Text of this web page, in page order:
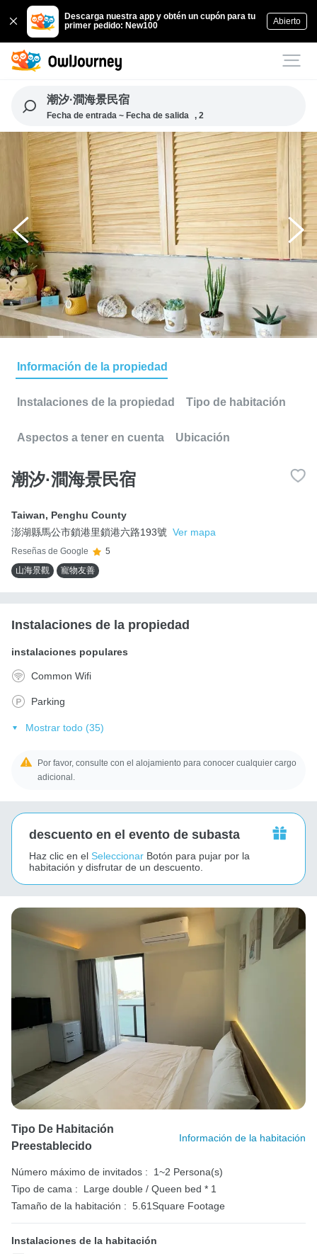
Descarga nuestra app y obtén un cupón para tu
primer pedido: New100
Abierto
潮汐·澗海景民宿
Fecha de entrada ~ Fecha de salida , 2
Información de la propiedad
Instalaciones de la propiedad Tipo de habitación
Aspectos a tener en cuenta Ubicación
潮汐·澗海景民宿
Taiwan, Penghu County
澎湖縣馬公市鎖港里鎖港六路193號 Ver mapa
Reseñas de Google
5
山海景觀
寵物友善
Instalaciones de la propiedad
instalaciones populares
Common Wifi
Parking
Mostrar todo (35)
Por favor, consulte con el alojamiento para conocer cualquier cargo
adicional.
descuento en el evento de subasta
Haz clic en el Seleccionar Botón para pujar por la
habitación y disfrutar de un descuento.
Tipo De Habitación
Preestablecido
Información de la habitación
Número máximo de invitados :
1~2 Persona(s)
Tipo de cama :
Large double / Queen bed * 1
Tamaño de la habitación : 5.61Square Footage
Instalaciones de la habitación